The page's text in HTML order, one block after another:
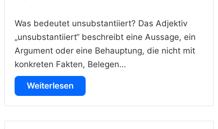
Was bedeutet unsubstantiiert? Das Adjektiv
„unsubstantiiert“ beschreibt eine Aussage, ein
Argument oder eine Behauptung, die nicht mit
konkreten Fakten, Belegen…
Weiterlesen